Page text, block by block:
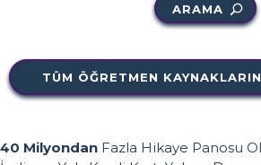
ARAMA
TÜM ÖĞRETMEN
40 Milyondan Fazla Hikaye Panosu